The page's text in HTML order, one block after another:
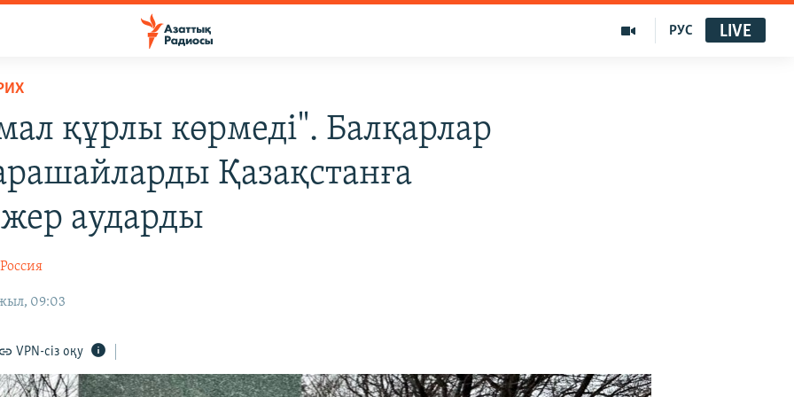
РУС LIVE
мал құрлы көрмеді". Балқарлар
Қазақстанға
аударды
09:03
VPN-сіз оқу